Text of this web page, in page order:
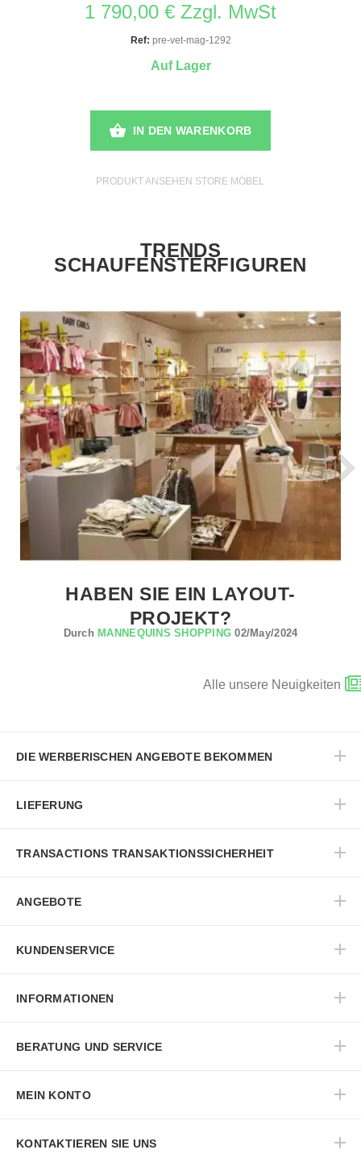
1 790,00 € Zzgl. MwSt
Ref: pre-vet-mag-1292
Auf Lager
IN DEN WARENKORB
PRODUKT ANSEHEN STORE MÖBEL
TRENDS
SCHAUFENSTERFIGUREN
HABEN SIE EIN LAYOUT-
PROJEKT?
Durch MANNEQUINS SHOPPING 02/May/2024
Alle unsere Neuigkeiten
DIE WERBERISCHEN ANGEBOTE BEKOMMEN
LIEFERUNG
TRANSACTIONS TRANSAKTIONSSICHERHEIT
ANGEBOTE
KUNDENSERVICE
INFORMATIONEN
BERATUNG UND SERVICE
MEIN KONTO
KONTAKTIEREN SIE UNS